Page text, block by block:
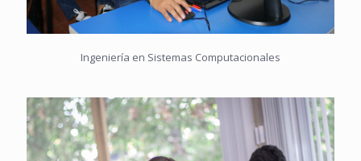
Ingeniería en Sistemas Computacionales